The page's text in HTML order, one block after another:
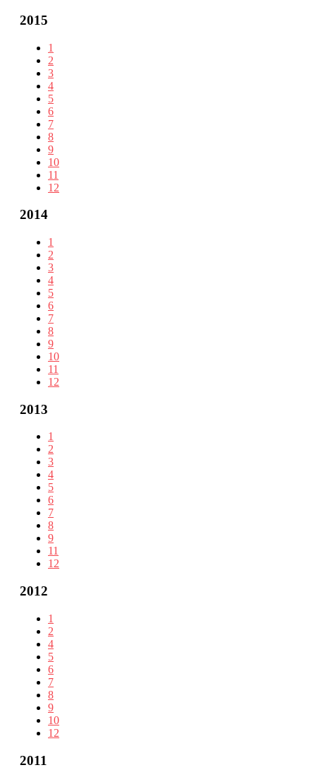
2015
1
2
3
4
5
6
7
8
9
10
11
12
2014
1
2
3
4
5
6
7
8
9
10
11
12
2013
1
2
3
4
5
6
7
8
9
11
12
2012
1
2
4
5
6
7
8
9
10
12
2011